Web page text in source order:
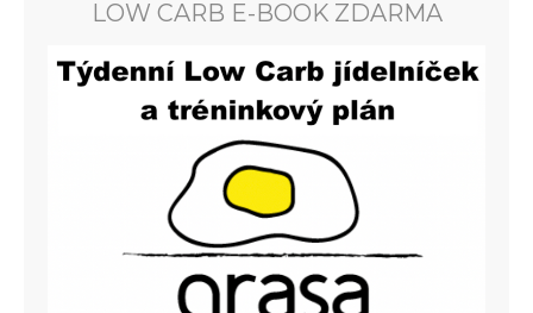
LOW CARB E-BOOK ZDARMA